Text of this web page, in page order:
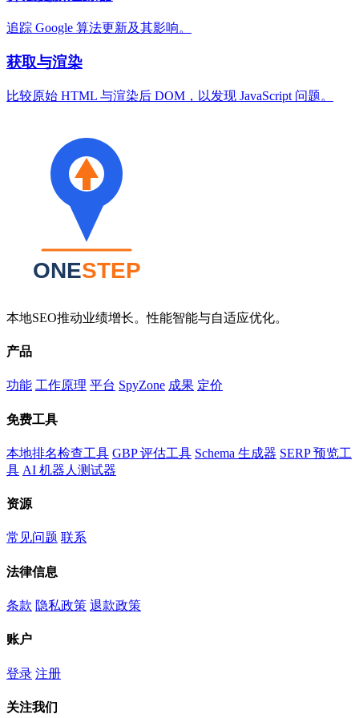
追踪 Google 算法更新及其影响。
获取与渲染
比较原始 HTML 与渲染后 DOM，以发现 JavaScript 问题。
本地SEO推动业绩增长。性能智能与自适应优化。
产品
功能 工作原理 平台 SpyZone 成果 定价
免费工具
本地排名检查工具 GBP 评估工具 Schema 生成器 SERP 预览工
具 AI 机器人测试器
资源
常见问题 联系
法律信息
条款 隐私政策 退款政策
账户
登录 注册
关注我们